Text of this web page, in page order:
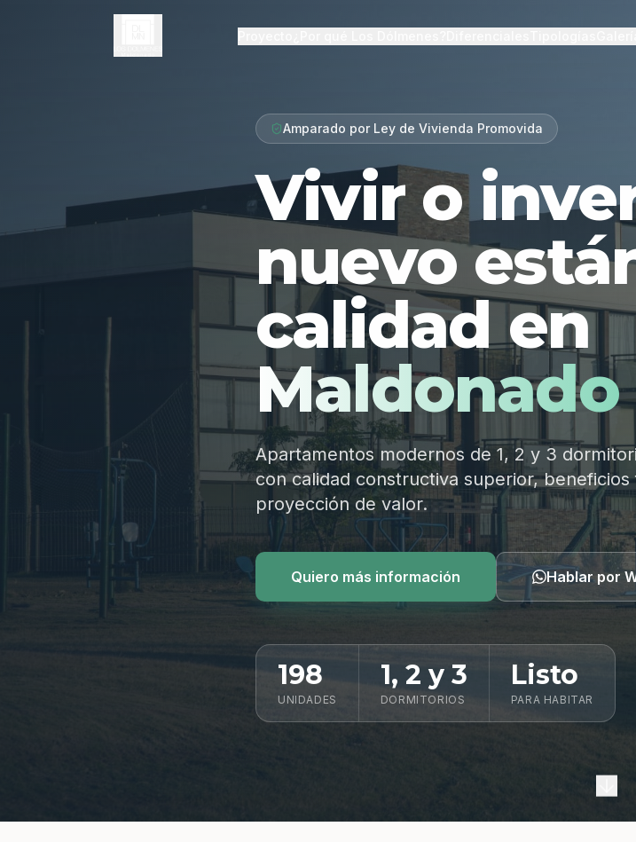
Amparado por Ley de Vivienda Promovida
Vivir o
nuevo
calidad en
Maldonado
Apartamentos modernos de 1, 2 y 3
con calidad constructiva superior,
proyección de valor.
Quiero más información Hablar por
198
UNIDADES
1, 2 y 3
DORMITORIOS
Listo
PARA HABITAR